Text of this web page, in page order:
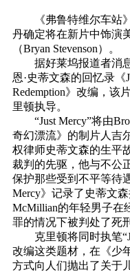
《弗鲁特维尔车站》
丹确定将在新片中饰演
（Bryan Stevenson）。
据好莱坞报道者消息
恩·史蒂文森的回忆录《
Redemption》改编，该
里顿执导。
“Just Mercy”将由
奇幻漂流》的制片人吉
权律师史蒂文森的生平
裁判的先驱，他与不公
保护那些受到不平等待
Mercy》记录了史蒂文
McMillian的年轻男子在
罪的情况下被判处了死刑
克里顿将同时执笔
改编这类题材，在《少
方式向人们抛出了关于